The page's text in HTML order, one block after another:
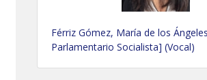
Férriz Gómez, María de los
Parlamentario Socialista] (Vocal)